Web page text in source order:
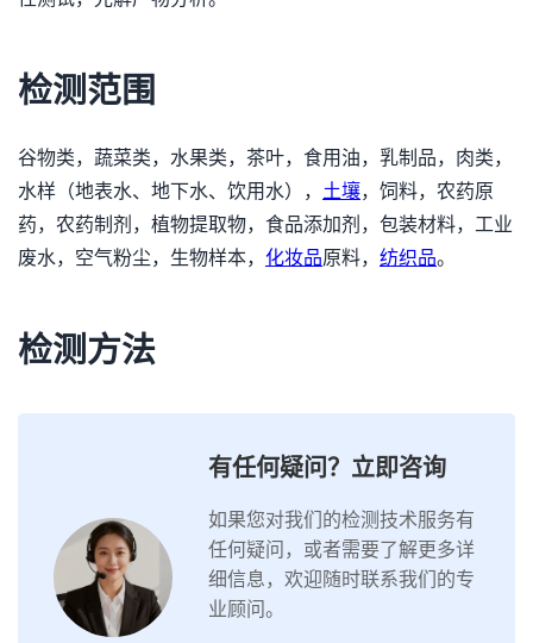
检测范围
谷物类，蔬菜类，水果类，茶叶，食用油，乳制品，肉类，
水样（地表水、地下水、饮用水）， 土壤，饲料，农药原
药，农药制剂，植物提取物，食品添加剂，包装材料，工业
废水，空气粉尘，生物样本， 化妆品原料， 纺织品。
检测方法
有任何疑问？立即咨询
如果您对我们的检测技术服务有
任何疑问，或者需要了解更多详
细信息，欢迎随时联系我们的专
业顾问。